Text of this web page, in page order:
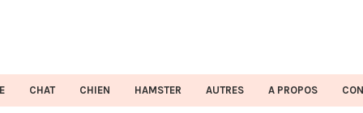
CHAT CHIEN HAMSTER AUTRES A PROPOS